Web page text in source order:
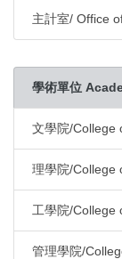
主計室/ Office
學術單位
文學院/College
理學院/College
工學院/College
管理學院/